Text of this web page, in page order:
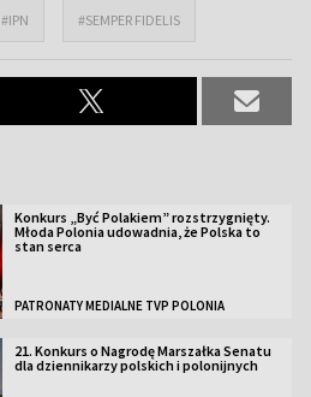
#IPN #SEMPER FIDELIS
Konkurs „Być Polakiem” rozstrzygnięty.
Młoda Polonia udowadnia, że Polska to
stan serca
PATRONATY MEDIALNE TVP POLONIA
21. Konkurs o Nagrodę Marszałka Senatu
dla dziennikarzy polskich i polonijnych